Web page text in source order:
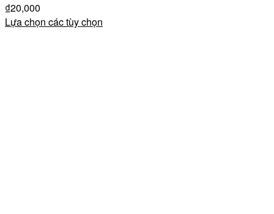
₫20,000
Lựa chọn các tùy chọn